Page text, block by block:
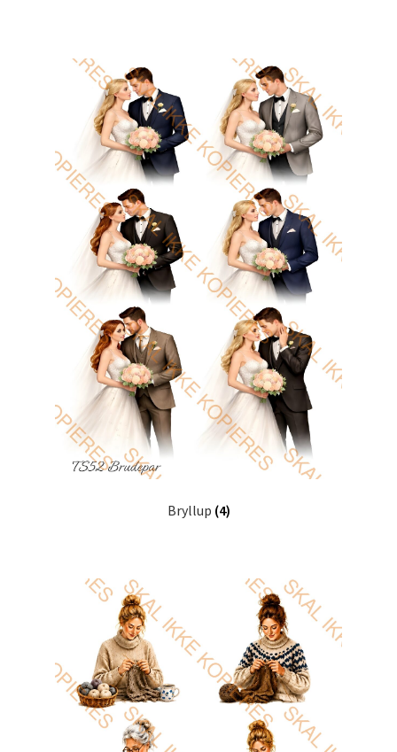
Bryllup (4)